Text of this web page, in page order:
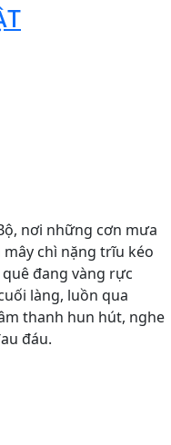
nơi những cơn mưa
chì nặng trĩu kéo
đang vàng rực
làng, luồn qua
thanh hun hút, nghe
đáu.